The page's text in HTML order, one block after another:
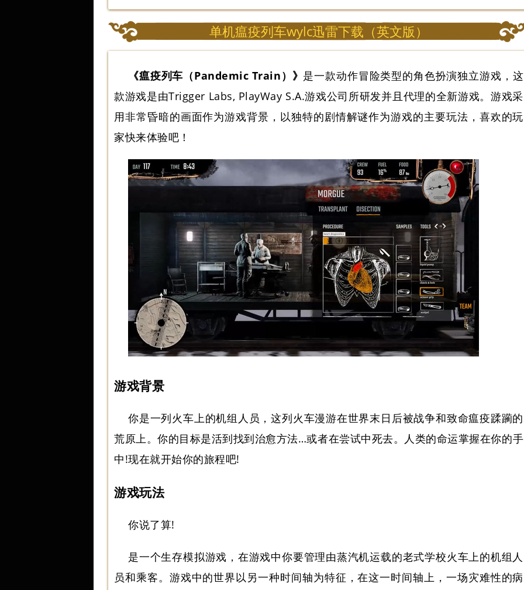
单机瘟疫列车wylc迅雷下载（英文版）
《瘟疫列车（Pandemic Train）》 是一款动作冒险类型的角色扮演独立游戏，这
款游戏是由Trigger Labs, PlayWay S.A.游戏公司所研发并且代理的全新游戏。游戏采
用非常昏暗的画面作为游戏背景，以独特的剧情解谜作为游戏的主要玩法，喜欢的玩
家快来体验吧！
游戏背景
你是一列火车上的机组人员，这列火车漫游在世界末日后被战争和致命瘟疫蹂躏的
荒原上。你的目标是活到找到治愈方法…或者在尝试中死去。人类的命运掌握在你的手
中!现在就开始你的旅程吧!
游戏玩法
你说了算!
是一个生存模拟游戏，在游戏中你要管理由蒸汽机运载的老式学校火车上的机组人
员和乘客。游戏中的世界以另一种时间轴为特征，在这一时间轴上，一场灾难性的病